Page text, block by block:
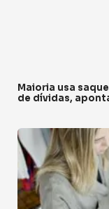
Maioria usa
de dívidas,